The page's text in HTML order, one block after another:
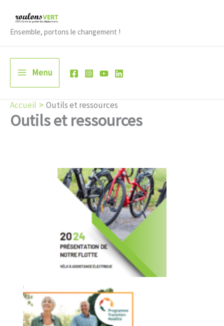
contenu
Ensemble, portons le changement !
Menu
Accueil Outils et ressources
Outils et ressources